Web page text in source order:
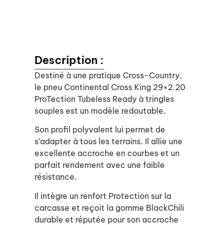
Description :
Destiné à une pratique Cross-Country,
le pneu Continental Cross King 29×2.20
ProTection Tubeless Ready à tringles
souples est un modèle redoutable.
Son profil polyvalent lui permet de
s’adapter à tous les terrains. Il allie une
excellente accroche en courbes et un
parfait rendement avec une faible
résistance.
Il intègre un renfort Protection sur la
carcasse et reçoit la gomme BlackChili
durable et réputée pour son accroche